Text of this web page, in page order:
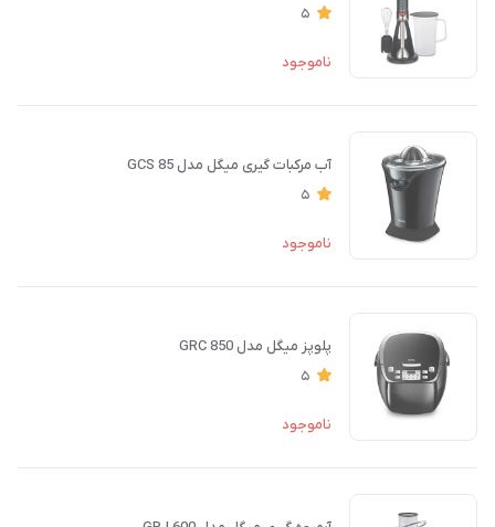
5
ناموجود
آب مرکبات گیری میگل مدل GCS 85
5
ناموجود
پلوپز میگل مدل GRC 850
5
ناموجود